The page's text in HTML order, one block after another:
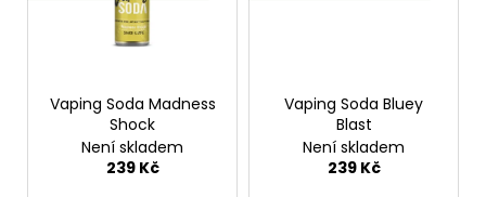
Vaping Soda Madness
Shock
Není skladem
239 Kč
Vaping Soda Bluey
Blast
Není skladem
239 Kč